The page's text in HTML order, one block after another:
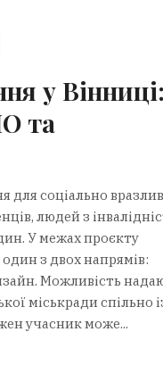
у Вінниці:
та
для соціально
людей з
У межах проєкту
з двох напрямів:
Можливість
міськради спільно
учасник може...